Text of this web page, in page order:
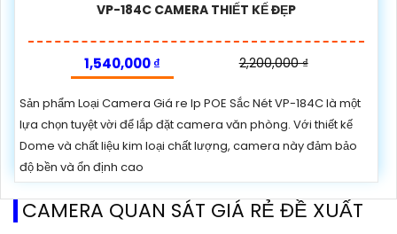
VP-184C CAMERA THIẾT KẾ ĐẸP
1,540,000 ₫ 2,200,000 ₫
Sản phẩm Loại Camera Giá re Ip POE Sắc Nét VP-184C là một
lựa chọn tuyệt vời để lắp đặt camera văn phòng. Với thiết kế
Dome và chất liệu kim loại chất lượng, camera này đảm bảo
độ bền và ổn định cao
CAMERA QUAN SÁT GIÁ RẺ ĐỀ XUẤT